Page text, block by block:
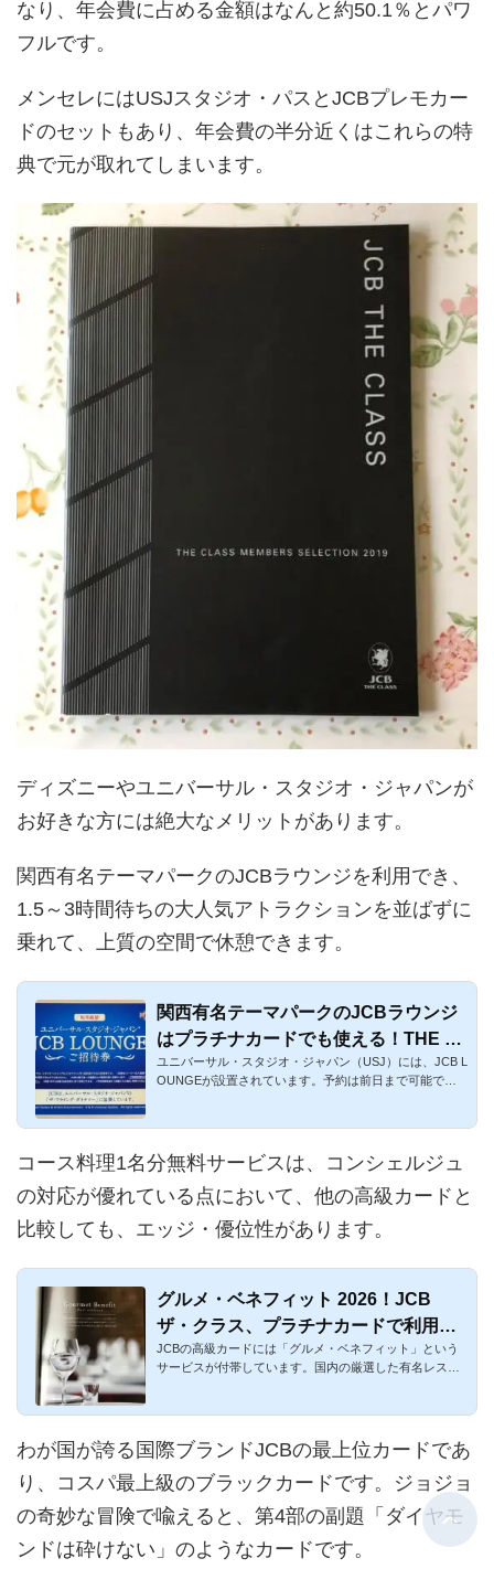
なり、年会費に占める金額はなんと約50.1％とパワ
フルです。
メンセレにはUSJスタジオ・パスとJCBプレモカー
ドのセットもあり、年会費の半分近くはこれらの特
典で元が取れてしまいます。
ディズニーやユニバーサル・スタジオ・ジャパンが
お好きな方には絶大なメリットがあります。
関西有名テーマパークのJCBラウンジを利用でき、
1.5～3時間待ちの大人気アトラクションを並ばずに
乗れて、上質の空間で休憩できます。
関西有名テーマパークのJCBラウンジ
はプラチナカードでも使える！THE C
LASSもOK！ザ・フライング・ダイナ
ソーに
ユニバーサル・スタジオ・ジャパン（USJ）には、JCB L
OUNGEが設置されています。予約は前日まで可能で
コース料理1名分無料サービスは、コンシェルジュ
の対応が優れている点において、他の高級カードと
比較しても、エッジ・優位性があります。
グルメ・ベネフィット 2026！JCB
ザ・クラス、プラチナカードで利用可
能
JCBの高級カードには「グルメ・ベネフィット」という
サービスが付帯しています。国内の厳選した有名レスト
わが国が誇る国際ブランドJCBの最上位カードであ
り、コスパ最上級のブラックカードです。ジョジョ
の奇妙な冒険で喩えると、第4部の副題「ダイヤモ
ンドは砕けない」のようなカードです。